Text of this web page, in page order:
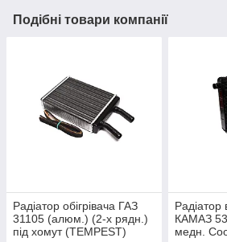
Подібні товари компанії
Радіатор обігрівача ГАЗ
31105 (алюм.) (2-х рядн.)
під хомут (TEMPEST)
Радіатор
КАМАЗ
медн.